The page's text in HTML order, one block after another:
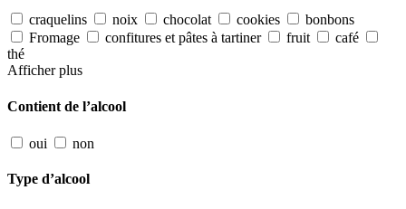
craquelins noix chocolat cookies
bonbons
Fromage
confitures et pâtes à tartiner fruit
café
thé
Afficher plus
Contient de l’alcool
oui non
Type d’alcool